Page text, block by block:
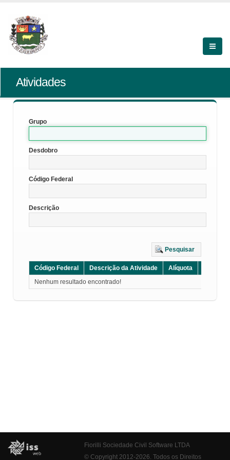
Atividades
Grupo
Desdobro
Código Federal
Descrição
Pesquisar
Código Federal Descrição da Atividade Alíquota
Nenhum resultado encontrado!
Fiorilli Sociedade Civil Software LTDA
© Copyright 2012-2026. Todos os Direitos